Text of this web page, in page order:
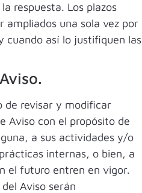
respuesta. Los plazos
ampliados una sola vez por
cuando así lo justifiquen las
de revisar y modificar
Aviso con el propósito de
a sus actividades y/o
internas, o bien, a
el futuro entren en vigor.
Aviso serán